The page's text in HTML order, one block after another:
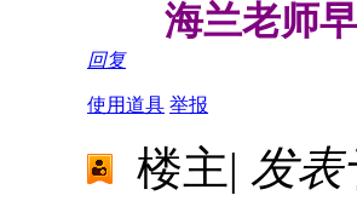
海兰老师早
回复
使用道具 举报
楼主| 发表